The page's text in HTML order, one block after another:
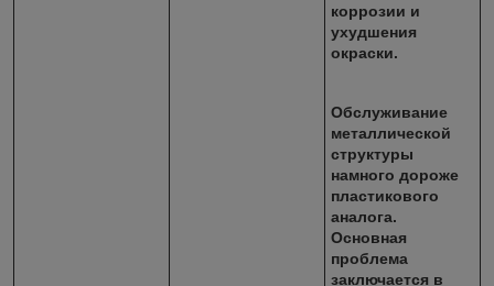
коррозии и
ухудшения
окраски.
Обслуживание
металлической
структуры
намного дороже
пластикового
аналога.
Основная
проблема
заключается в